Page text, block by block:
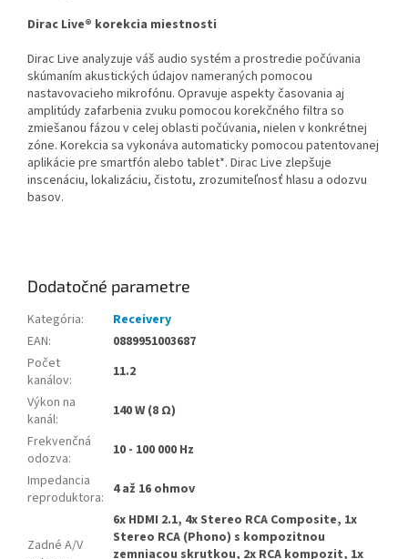
Dirac Live® korekcia miestnosti
Dirac Live analyzuje váš audio systém a prostredie počúvania
skúmaním akustických údajov nameraných pomocou
nastavovacieho mikrofónu. Opravuje aspekty časovania aj
amplitúdy zafarbenia zvuku pomocou korekčného filtra so
zmiešanou fázou v celej oblasti počúvania, nielen v konkrétnej
zóne. Korekcia sa vykonáva automaticky pomocou patentovanej
aplikácie pre smartfón alebo tablet*. Dirac Live zlepšuje
inscenáciu, lokalizáciu, čistotu, zrozumiteľnosť hlasu a odozvu
basov.
Dodatočné parametre
Kategória:
Receivery
EAN:
0889951003687
Počet
kanálov:
11.2
Výkon na
kanál:
140 W (8 Ω)
Frekvenčná
odozva:
10 - 100 000 Hz
Impedancia
reproduktora: 4 až 16 ohmov
Zadné A/V
6x HDMI 2.1, 4x Stereo RCA Composite, 1x
Stereo RCA (Phono) s kompozitnou
zemniacou skrutkou, 2x RCA kompozit, 1x